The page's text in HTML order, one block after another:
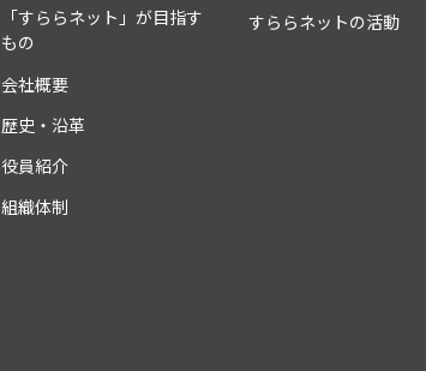
「すららネット」が目指す
もの
会社概要
歴史・沿革
役員紹介
組織体制
すららネットの活動